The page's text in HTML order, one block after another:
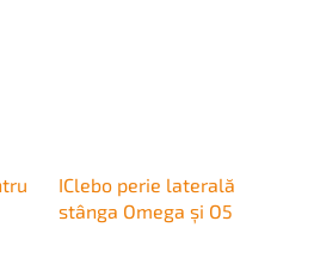
IClebo perie laterală
stânga Omega și O5